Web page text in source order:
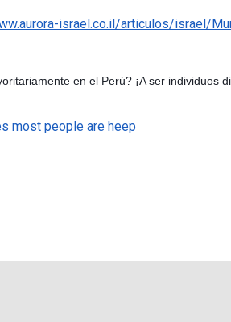
israel.co.il/articulos/israel/
en el Perú? ¡A ser individuos
most people are heep